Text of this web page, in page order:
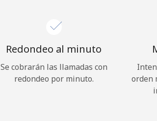
Redondeo al minuto
Se cobrarán las llamadas con
redondeo por minuto.
orden